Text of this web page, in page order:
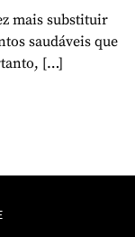
mais substituir
saudáveis que
[…]